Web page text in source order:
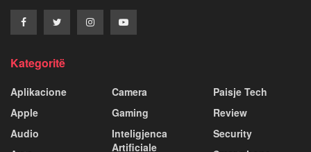
Kategoritë
Aplikacione
Apple
Audio
Camera
Gaming
Inteligjenca
Artificiale
Paisje Tech
Review
Security